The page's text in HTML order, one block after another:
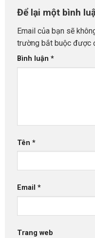
Để lại một bình
Email của bạn sẽ
trường bắt buộc được
Bình luận *
Tên *
Email *
Trang web